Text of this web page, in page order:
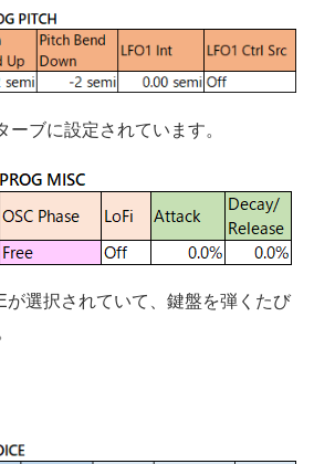
ーブに設定されています。
選択されていて、鍵盤を弾くたび